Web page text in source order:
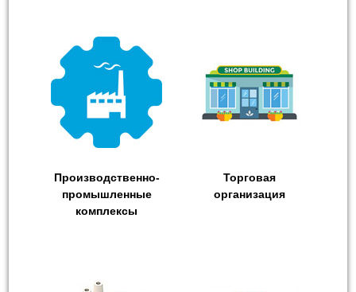
Производственно-
промышленные
комплексы
Торговая
организация